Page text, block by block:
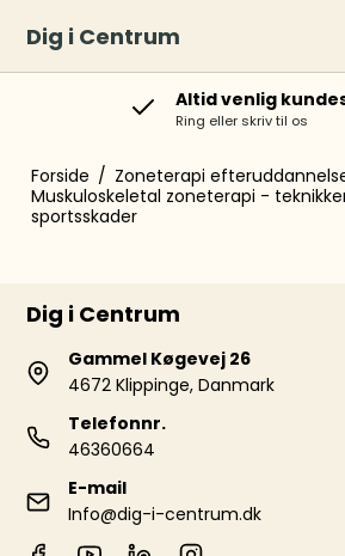
Dig i Centrum
Altid venlig
Ring eller skriv til os
Forside / Zoneterapi
Muskuloskeletal zoneterapi -
sportsskader
Dig i Centrum
Gammel Køgevej 26
4672 Klippinge, Danmark
Telefonnr.
46360664
E-mail
Info@dig-i-centrum.dk